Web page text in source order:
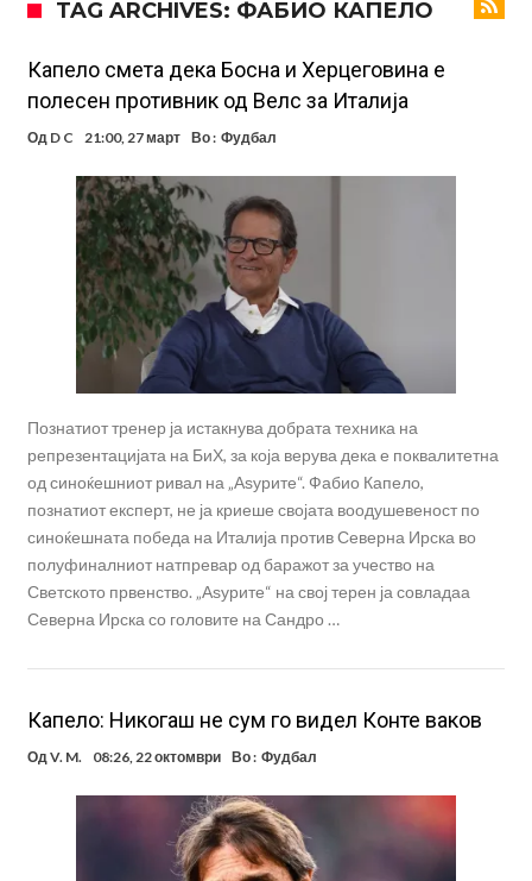
Звезда на Реал зборува за тоа како е да се работи со Мурињо:
Зборовите одекнаа низ Шпанија
Одењето на Араухо го натера Флик на итен потег, дури и управата
на клубот е изненадена
Барселона и Сити без договор за трансфер на Родри
Никој не разбира зошто: Мурињо брутално го понижи
Ференцварош по натпреварот
Арсенал и Манчестер Јунајтед сакаат напаѓач од Интер: Цената е
85 милиони евра
Манчестер Сити за 100 милиони евра ја носи сензацијата од СП
Се подготвува фудбалска предавство какво што не е видено од
2010 година?
TAG ARCHIVES: ФАБИО КАПЕЛО
Капело смета дека Босна и Херцеговина е
полесен противник од Велс за Италија
Од D C 21:00, 27 март Во : Фудбал
Познатиот тренер ја истакнува добрата техника на
репрезентацијата на БиХ, за која верува дека е поквалитетна
од синоќешниот ривал на „Аѕурите“. Фабио Капело,
познатиот експерт, не ја криеше својата воодушевеност по
синоќешната победа на Италија против Северна Ирска во
полуфиналниот натпревар од баражот за учество на
Светското првенство. „Аѕурите“ на свој терен ја совладаа
Северна Ирска со головите на Сандро …
Капело: Никогаш не сум го видел Конте ваков
ОдV. M. 08:26, 22 октомври Во : Фудбал